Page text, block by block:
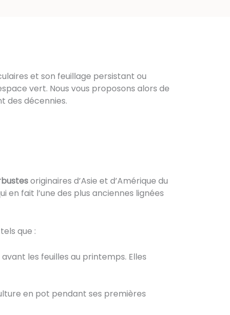
et son feuillage persistant ou
vert. Nous vous proposons alors de
des décennies.
originaires d’Asie et d’Amérique du
en fait l’une des plus anciennes lignées
que :
les feuilles au printemps. Elles
en pot pendant ses premières